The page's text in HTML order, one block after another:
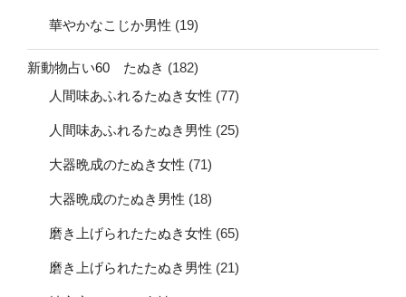
華やかなこじか男性 (19)
新動物占い60 たぬき (182)
人間味あふれるたぬき女性 (77)
人間味あふれるたぬき男性 (25)
大器晩成のたぬき女性 (71)
大器晩成のたぬき男性 (18)
磨き上げられたたぬき女性 (65)
磨き上げられたたぬき男性 (21)